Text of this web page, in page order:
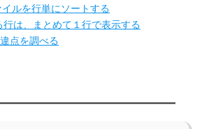
ルを行単にソートする
は、まとめて１行で表示する
点を調べる